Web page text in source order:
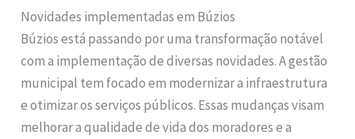
Novidades implementadas em Búzios
Búzios está passando por uma transformação notável
com a implementação de diversas novidades. A gestão
municipal tem focado em modernizar a infraestrutura
e otimizar os serviços públicos. Essas mudanças visam
melhorar a qualidade de vida dos moradores e a